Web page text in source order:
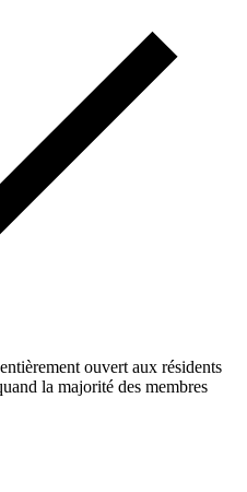
ouvert aux résidents
la majorité des membres